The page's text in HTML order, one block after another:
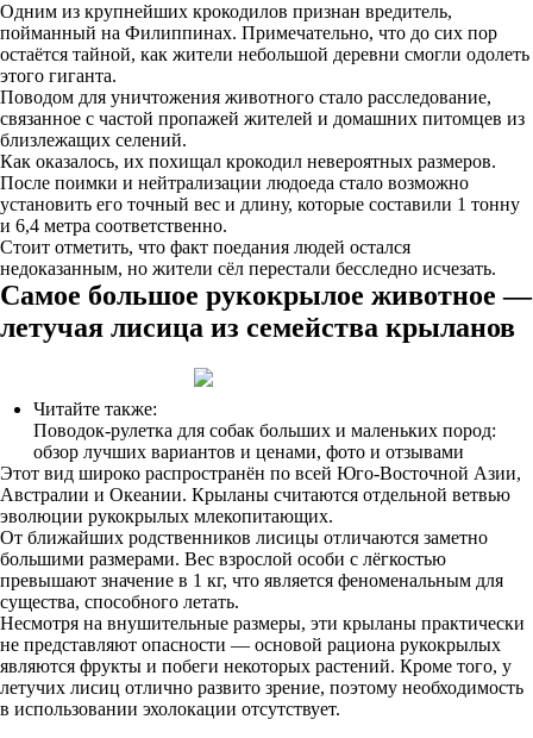
Одним из крупнейших крокодилов признан вредитель,
пойманный на Филиппинах. Примечательно, что до сих пор
остаётся тайной, как жители небольшой деревни смогли одолеть
этого гиганта.
Поводом для уничтожения животного стало расследование,
связанное с частой пропажей жителей и домашних питомцев из
близлежащих селений.
Как оказалось, их похищал крокодил невероятных размеров.
После поимки и нейтрализации людоеда стало возможно
установить его точный вес и длину, которые составили 1 тонну
и 6,4 метра соответственно.
Стоит отметить, что факт поедания людей остался
недоказанным, но жители сёл перестали бесследно исчезать.
Самое большое рукокрылое животное —
летучая лисица из семейства крыланов
Читайте также:
Поводок-рулетка для собак больших и маленьких пород:
обзор лучших вариантов и ценами, фото и отзывами
Этот вид широко распространён по всей Юго-Восточной Азии,
Австралии и Океании. Крыланы считаются отдельной ветвью
эволюции рукокрылых млекопитающих.
От ближайших родственников лисицы отличаются заметно
большими размерами. Вес взрослой особи с лёгкостью
превышают значение в 1 кг, что является феноменальным для
существа, способного летать.
Несмотря на внушительные размеры, эти крыланы практически
не представляют опасности — основой рациона рукокрылых
являются фрукты и побеги некоторых растений. Кроме того, у
летучих лисиц отлично развито зрение, поэтому необходимость
в использовании эхолокации отсутствует.